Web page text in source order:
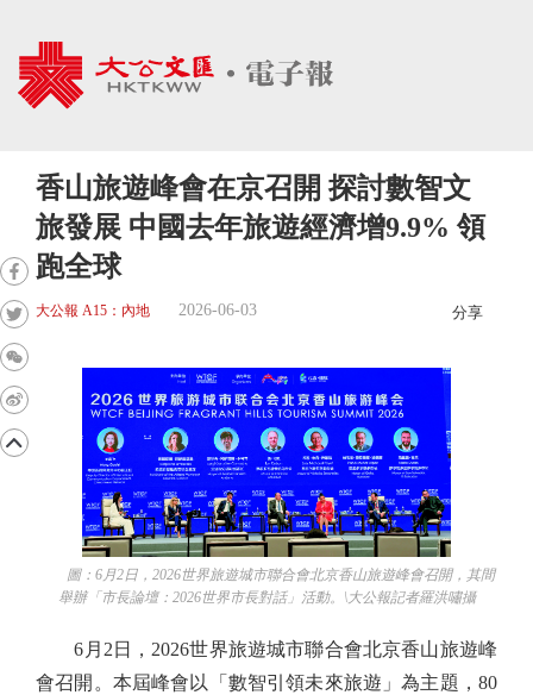
香山旅遊峰會在京召開 探討數智文
旅發展 中國去年旅遊經濟增9.9% 領
跑全球
大公報 A15：內地 2026-06-03 分享
圖：6月2日，2026世界旅遊城市聯合會北京香山旅遊峰會召開，其間
舉辦「市長論壇：2026世界市長對話」活動。\大公報記者羅洪嘯攝
6月2日，2026世界旅遊城市聯合會北京香山旅遊峰
會召開。本屆峰會以「數智引領未來旅遊」為主題，80